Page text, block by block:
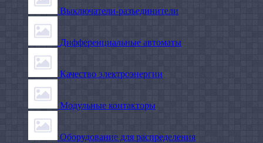
Выключатели-разъединители
Дифференциальные автоматы
Качество электроэнергии
Модульные контакторы
Оборудование для распределения